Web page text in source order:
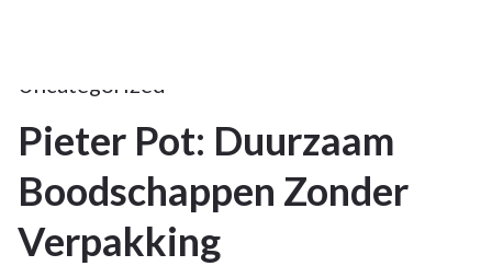
1
JUN 2026
Uncategorized
Pieter Pot: Duurzaam
Boodschappen Zonder
Verpakking